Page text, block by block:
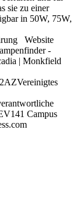
sie zu einer
in 50W, 75W,
Website
-
| Monkfield
Campus